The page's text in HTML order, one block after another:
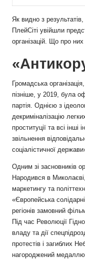
Як видно з
ПлейСіті увійшли
організацій. Що про
Громадська
пізніше, у 2019, була
партія. Однією з
декриміналізацію
проституції та всі
звільнення
соціалістичної
Одним зі засновників
Народився в
маркетингу та
«Європейська
регіонів замовний
Під час Революції
владу та дії
протестів і загиблих
нагороджений медаллю